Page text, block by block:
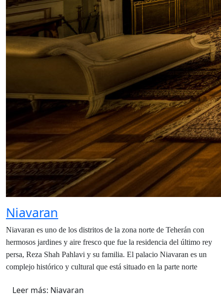
Niavaran
Niavaran es uno de los distritos de la zona norte de Teherán con
hermosos jardines y aire fresco que fue la residencia del último rey
persa, Reza Shah Pahlavi y su familia. El palacio Niavaran es un
complejo histórico y cultural que está situado en la parte norte
Leer más: Niavaran